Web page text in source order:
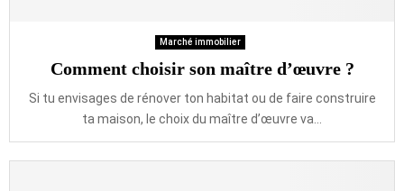
Marché immobilier
Comment choisir son maître d’œuvre ?
Si tu envisages de rénover ton habitat ou de faire construire
ta maison, le choix du maître d’œuvre va...